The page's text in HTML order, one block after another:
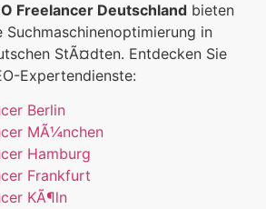
Freelancer Deutschland bieten
in
StÃ¤dten. Entdecken Sie
Expertendienste:
Berlin
MÃ¼nchen
Hamburg
Frankfurt
KÃ¶ln